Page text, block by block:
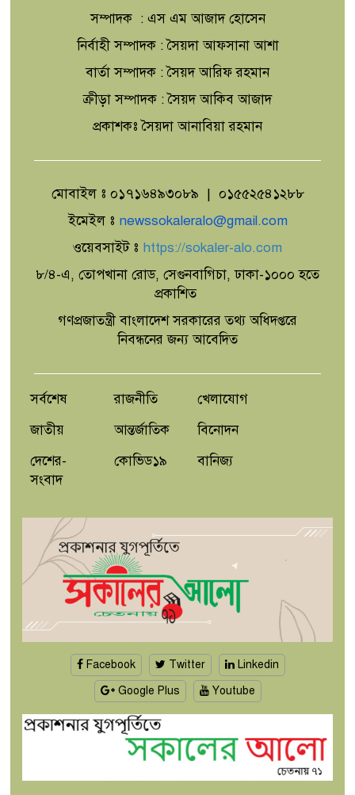
সম্পাদক : এস এম আজাদ হোসেন
নির্বাহী সম্পাদক : সৈয়দা আফসানা আশা
বার্তা সম্পাদক : সৈয়দ আরিফ রহমান
ক্রীড়া সম্পাদক : সৈয়দ আকিব আজাদ
প্রকাশকঃ সৈয়দা আনাবিয়া রহমান
মোবাইল ঃ ০১৭১৬৪৯৩০৮৯ | ০১৫৫২৫৪১২৮৮
ইমেইল ঃ newssokaleralo@gmail.com
ওয়েবসাইট ঃ https://sokaler-alo.com
৮/৪-এ, তোপখানা রোড, সেগুনবাগিচা, ঢাকা-১০০০ হতে
প্রকাশিত
গণপ্রজাতন্ত্রী বাংলাদেশ সরকারের তথ্য অধিদপ্তরে
নিবন্ধনের জন্য আবেদিত
সর্বশেষ
জাতীয়
দেশের-
সংবাদ
রাজনীতি
আন্তর্জাতিক
কোভিড১৯
খেলাযোগ
বিনোদন
বানিজ্য
Facebook Twitter
Linkedin
Google Plus
Youtube